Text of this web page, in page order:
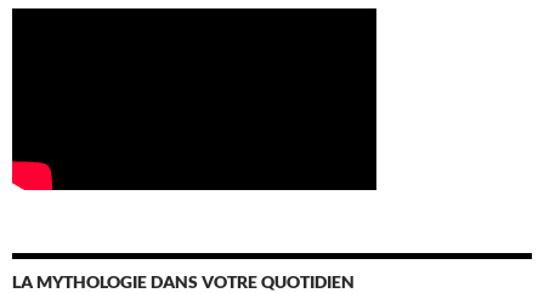
LA MYTHOLOGIE DANS VOTRE QUOTIDIEN